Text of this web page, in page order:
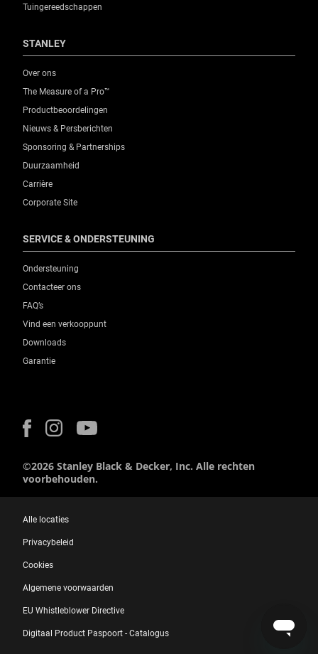
Tuingereedschappen
STANLEY
Over ons
The Measure of a Pro™
Productbeoordelingen
Nieuws & Persberichten
Sponsoring & Partnerships
Duurzaamheid
Carrière
Corporate Site
SERVICE & ONDERSTEUNING
Ondersteuning
Contacteer ons
FAQ’s
Vind een verkooppunt
Downloads
Garantie
©2026 Stanley Black & Decker, Inc. Alle rechten
voorbehouden.
Alle locaties
Privacybeleid
Cookies
Algemene voorwaarden
EU Whistleblower Directive
Digitaal Product Paspoort - Catalogus